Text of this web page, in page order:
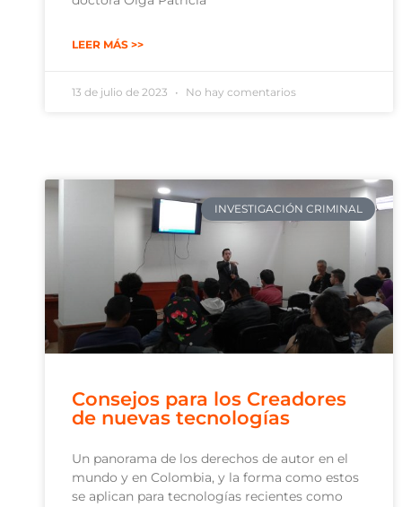
LEER MÁS >>
13 de julio de 2023 No hay comentarios
INVESTIGACIÓN CRIMINAL
Consejos para los Creadores
de nuevas tecnologías
Un panorama de los derechos de autor en el
mundo y en Colombia, y la forma como estos
se aplican para tecnologías recientes como